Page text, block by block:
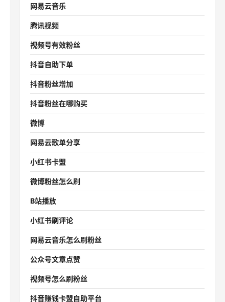
网易云音乐
腾讯视频
视频号有效粉丝
抖音自助下单
抖音粉丝增加
抖音粉丝在哪购买
微博
网易云歌单分享
小红书卡盟
微博粉丝怎么刷
B站播放
小红书刷评论
网易云音乐怎么刷粉丝
公众号文章点赞
视频号怎么刷粉丝
抖音赚钱卡盟自助平台